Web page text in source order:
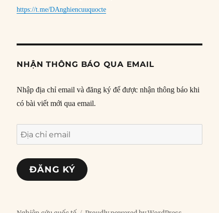
https://t.me/DAnghiencuuquocte
NHẬN THÔNG BÁO QUA EMAIL
Nhập địa chỉ email và đăng ký để được nhận thông báo khi
có bài viết mới qua email.
Địa
chỉ
email
ĐĂNG KÝ